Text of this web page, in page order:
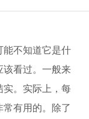
能不知道它是什
该看过。一般来
实。实际上，每
有用的。除了